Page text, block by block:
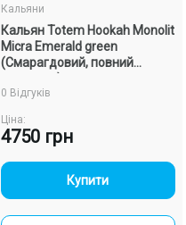
Кальяни
Кальян Totem Hookah Monolit
Micra Emerald green
(Смарагдовий, повний
0 Відгуків
Ціна:
4750 грн
- +
Купити